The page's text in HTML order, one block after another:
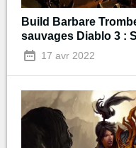
Build Barbare
sauvages Diablo 3 :
17 avr 2022